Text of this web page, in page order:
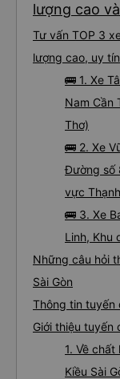
lượng cao
Tư vấn TOP 3
lượng cao, uy
🚌 1. Xe
Nam Cần
Thơ)
🚌 2. Xe
Đường số
vực
🚌 3. Xe
Linh, Khu
Những câu hỏi
Sài Gòn
Thông tin tuyến
Giới thiệu tuyến
1. Về
Kiều Sài